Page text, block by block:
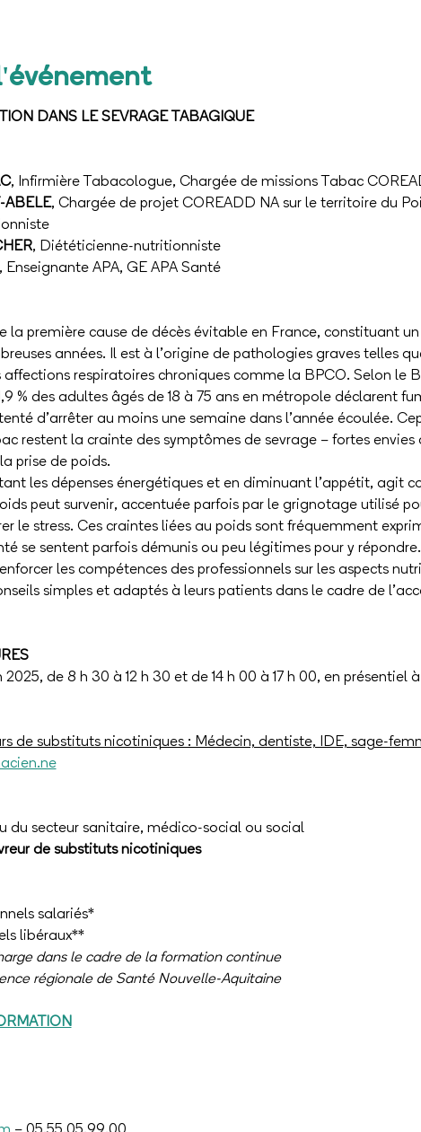
DANS LE SEVRAGE TABAGIQUE
, Infirmière Tabacologue, Chargée de missions Tabac
ABELE, Chargée de projet COREADD NA sur le territoire du
, Diététicienne-nutritionniste
Enseignante APA, GE APA Santé
la première cause de décès évitable en France, constituant
années. Il est à l’origine de pathologies graves telles
respiratoires chroniques comme la BPCO. Selon le
% des adultes âgés de 18 à 75 ans en métropole déclarent
d’arrêter au moins une semaine dans l’année écoulée.
restent la crainte des symptômes de sevrage – fortes
prise de poids.
les dépenses énergétiques et en diminuant l’appétit, agit
peut survenir, accentuée parfois par le grignotage utilisé
le stress. Ces craintes liées au poids sont fréquemment
se sentent parfois démunis ou peu légitimes pour y répondre.
les compétences des professionnels sur les aspects
simples et adaptés à leurs patients dans le cadre de
de 8 h 30 à 12 h 30 et de 14 h 00 à 17 h 00, en présentiel
de substituts nicotiniques : Médecin, dentiste, IDE, sage-
du secteur sanitaire, médico-social ou social
de substituts nicotiniques
salariés*
libéraux**
dans le cadre de la formation continue
régionale de Santé Nouvelle-Aquitaine